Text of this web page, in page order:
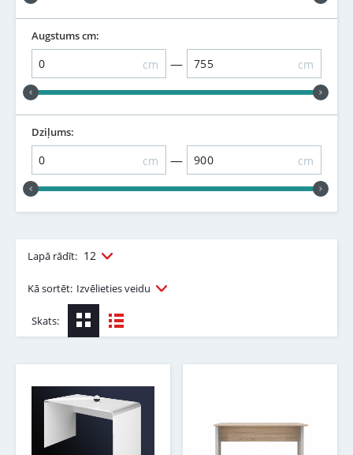
Augstums cm:
cm — cm
Dziļums:
cm — cm
Lapā rādīt: 12
Kā sortēt: Izvēlieties veidu
Skats: